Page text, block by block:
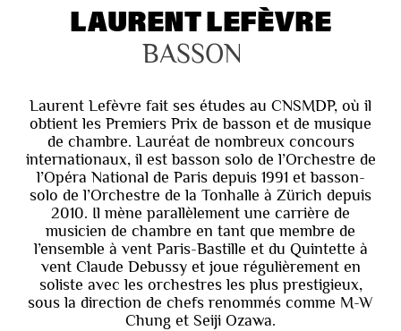
LAURENT LEFÈVRE
BASSON
Laurent Lefèvre fait ses études au CNSMDP, où il
obtient les Premiers Prix de basson et de musique
de chambre. Lauréat de nombreux concours
internationaux, il est basson solo de l’Orchestre de
l’Opéra National de Paris depuis 1991 et basson-
solo de l’Orchestre de la Tonhalle à Zürich depuis
2010. Il mène parallèlement une carrière de
musicien de chambre en tant que membre de
l’ensemble à vent Paris-Bastille et du Quintette à
vent Claude Debussy et joue régulièrement en
soliste avec les orchestres les plus prestigieux,
sous la direction de chefs renommés comme M-W
Chung et Seiji Ozawa.